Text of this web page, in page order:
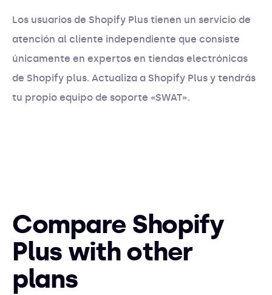
Los usuarios de Shopify Plus tienen un servicio de
atención al cliente independiente que consiste
únicamente en expertos en tiendas electrónicas
de Shopify plus. Actualiza a Shopify Plus y tendrás
tu propio equipo de soporte «SWAT».
Compare Shopify
Plus with other
plans